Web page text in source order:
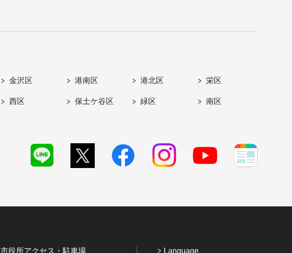
金沢区 港南区 港北区 栄区
西区 保土ケ谷区 緑区 南区
市役所アクセス・駐車場 Language